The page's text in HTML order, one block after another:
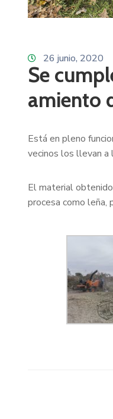
26 junio, 2020
Se
amiento
Está en pleno
vecinos los llevan
El material
procesa como leña,